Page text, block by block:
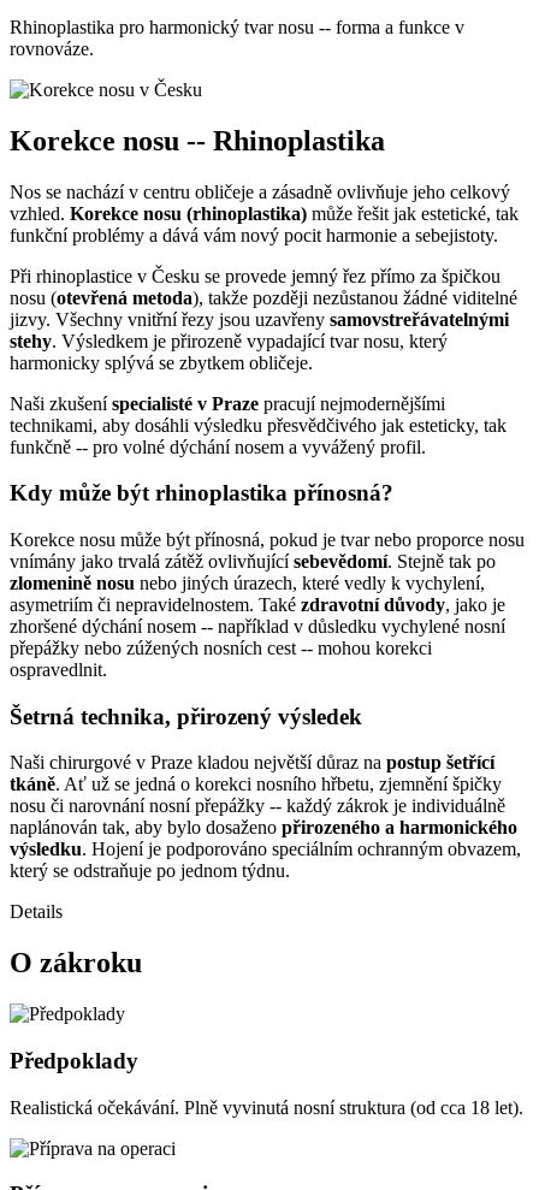
Rhinoplastika pro harmonický tvar nosu -- forma a funkce v
rovnováze.
Korekce nosu -- Rhinoplastika
Nos se nachází v centru obličeje a zásadně ovlivňuje jeho celkový
vzhled. Korekce nosu (rhinoplastika) může řešit jak estetické, tak
funkční problémy a dává vám nový pocit harmonie a sebejistoty.
Při rhinoplastice v Česku se provede jemný řez přímo za špičkou
nosu (otevřená metoda), takže později nezůstanou žádné viditelné
jizvy. Všechny vnitřní řezy jsou uzavřeny samovstreřávatelnými
stehy. Výsledkem je přirozeně vypadající tvar nosu, který
harmonicky splývá se zbytkem obličeje.
Naši zkušeníspecialisté v Praze pracují nejmodernějšími
technikami, aby dosáhli výsledku přesvědčivého jak esteticky, tak
funkčně -- pro volné dýchání nosem a vyvážený profil.
Kdy může být rhinoplastika přínosná?
Korekce nosu může být přínosná, pokud je tvar nebo proporce nosu
vnímány jako trvalá zátěž ovlivňujícísebevědomí. Stejně tak po
zlomenině nosu nebo jiných úrazech, které vedly k vychylení,
asymetriím či nepravidelnostem. Také zdravotní důvody, jako je
zhoršené dýchání nosem -- například v důsledku vychylené nosní
přepážky nebo zúžených nosních cest -- mohou korekci
ospravedlnit.
Šetrná technika, přirozený výsledek
Naši chirurgové v Praze kladou největší důraz na postup šetřící
tkáně. Ať už se jedná o korekci nosního hřbetu, zjemnění špičky
nosu či narovnání nosní přepážky -- každý zákrok je individuálně
naplánován tak, aby bylo dosaženo přirozeného a harmonického
výsledku. Hojení je podporováno speciálním ochranným obvazem,
který se odstraňuje po jednom týdnu.
Details
O zákroku
Předpoklady
Realistická očekávání. Plně vyvinutá nosní struktura (od cca 18 let).